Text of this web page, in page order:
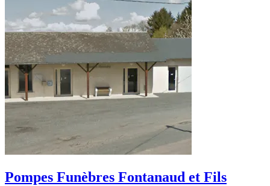
Pompes Funèbres Fontanaud et Fils